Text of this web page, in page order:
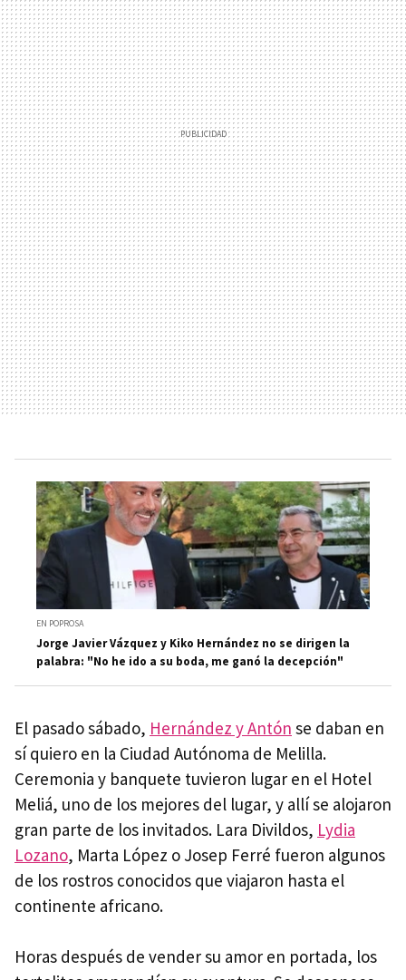
EN POPROSA
Jorge Javier Vázquez y Kiko Hernández no se dirigen la
palabra: "No he ido a su boda, me ganó la decepción"
El pasado sábado, Hernández y Antón se daban en
sí quiero en la Ciudad Autónoma de Melilla.
Ceremonia y banquete tuvieron lugar en el Hotel
Meliá, uno de los mejores del lugar, y allí se alojaron
gran parte de los invitados. Lara Divildos, Lydia
Lozano, Marta López o Josep Ferré fueron algunos
de los rostros conocidos que viajaron hasta el
continente africano.
Horas después de vender su amor en portada, los